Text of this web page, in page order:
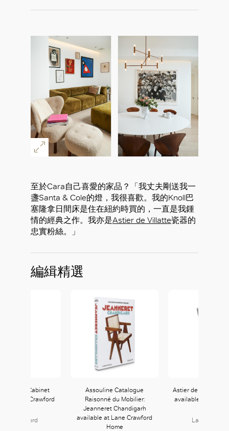
至於Cara自己喜愛的家品？「我丈夫剛送我一
盞Santa & Cole的燈，我很喜歡。我的Knoll巴
塞隆拿日間床是住在紐約時買的，一直是我鍾
情的經典之作。我亦是Astier de Villatte瓷器的
忠實粉絲。」
編緝精選
Door TV Cabinet
at Lane Crawford
Crawford
Assouline Catalogue
Raisonné du Mobilier:
Jeanneret Chandigarh
available at Lane Crawford
Home
Astier de Villatte
available at Lane
Lane